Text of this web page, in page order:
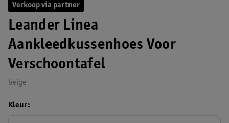
Verkoop via partner
Leander Linea
Aankleedkussenhoes Voor
Verschoontafel
beige
Kleur